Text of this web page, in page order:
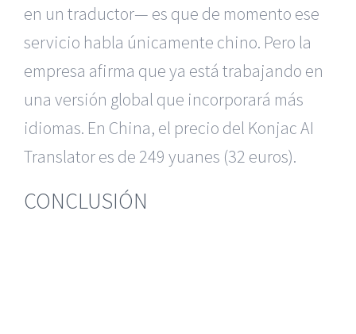
en un traductor— es que de momento ese
servicio habla únicamente chino. Pero la
empresa afirma que ya está trabajando en
una versión global que incorporará más
idiomas. En China, el precio del Konjac AI
Translator es de 249 yuanes (32 euros).
CONCLUSIÓN